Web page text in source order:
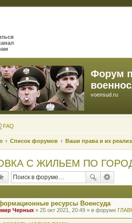
Форум
voensud.ru
FAQ
Список форумов Ваши права и их
С ЖИЛЬЕМ ПО
ресурсы Военсуда
Черных » 25 окт 2021, 20:49 » в форуме